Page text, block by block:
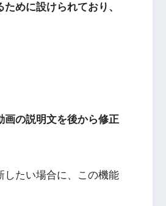
めに設けられており、
画の説明文を後から修正
したい場合に、この機能